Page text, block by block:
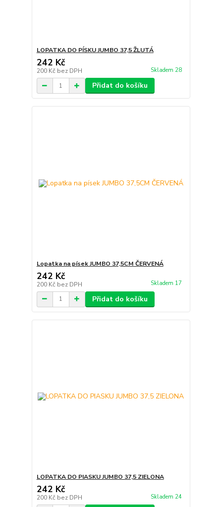
LOPATKA DO PÍSKU JUMBO 37,5 ŽLUTÁ
242 Kč
200 Kč bez DPH Skladem 28
Přidat do košíku
Lopatka na písek JUMBO 37,5CM ČERVENÁ
242 Kč
200 Kč bez DPH Skladem 17
Přidat do košíku
LOPATKA DO PIASKU JUMBO 37,5 ZIELONA
242 Kč
200 Kč bez DPH Skladem 24